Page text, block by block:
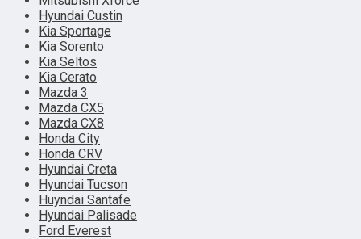
Hyundai Custin
Kia Sportage
Kia Sorento
Kia Seltos
Kia Cerato
Mazda 3
Mazda CX5
Mazda CX8
Honda City
Honda CRV
Hyundai Creta
Hyundai Tucson
Huyndai Santafe
Hyundai Palisade
Ford Everest